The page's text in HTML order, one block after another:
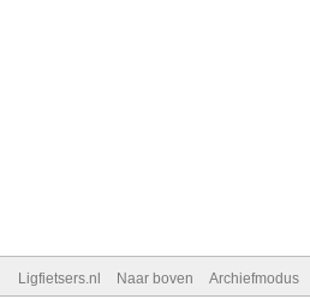
Ligfietsers.nl Naar boven Archiefmodus